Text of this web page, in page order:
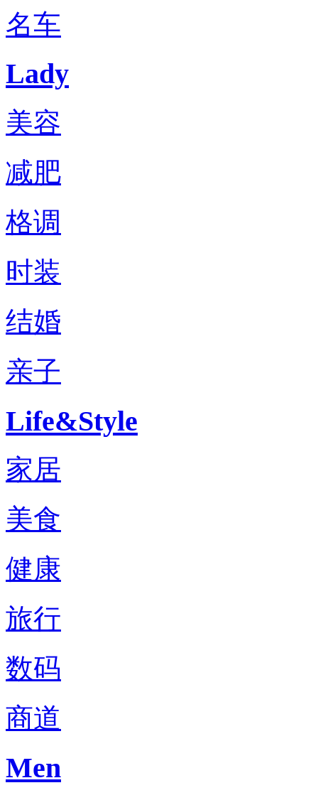
名车
Lady
美容
减肥
格调
时装
结婚
亲子
Life&Style
家居
美食
健康
旅行
数码
商道
Men